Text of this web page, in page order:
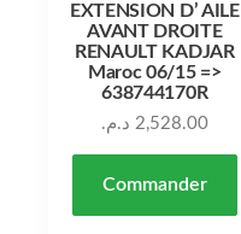
EXTENSION D’ AILE
AVANT DROITE
RENAULT KADJAR
Maroc 06/15 =>
638744170R
2,528.00 د.م.
Commander